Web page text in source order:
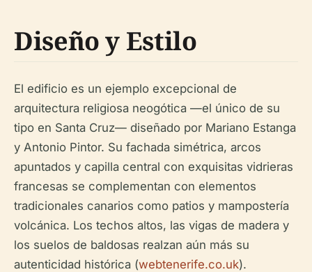
Diseño y Estilo
El edificio es un ejemplo excepcional de
arquitectura religiosa neogótica —el único de su
tipo en Santa Cruz— diseñado por Mariano Estanga
y Antonio Pintor. Su fachada simétrica, arcos
apuntados y capilla central con exquisitas vidrieras
francesas se complementan con elementos
tradicionales canarios como patios y mampostería
volcánica. Los techos altos, las vigas de madera y
los suelos de baldosas realzan aún más su
autenticidad histórica (webtenerife.co.uk).